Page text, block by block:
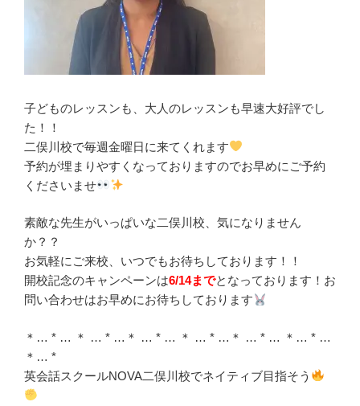
子どものレッスンも、大人のレッスンも早速大好評でし
た！！
二俣川校で毎週金曜日に来てくれます
予約が埋まりやすくなっておりますのでお早めにご予約
くださいませ
素敵な先生がいっぱいな二俣川校、気になりません
か？？
お気軽にご来校、いつでもお待ちしております！！
開校記念のキャンペーンは6/14までとなっております！お
問い合わせはお早めにお待ちしております
＊… * … ＊ … * …＊ … * … ＊ … * …＊ … * … ＊… * …
＊… *
英会話スクールNOVA二俣川校でネイティブ目指そう